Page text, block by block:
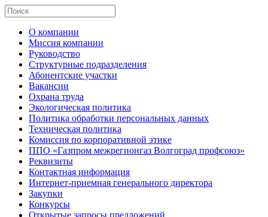
О компании
Миссия компании
Руководство
Структурные подразделения
Абонентские участки
Вакансии
Охрана труда
Экологическая политика
Политика обработки персональных данных
Техническая политика
Комиссия по корпоративной этике
ППО «Газпром межрегионгаз Волгоград профсоюз»
Реквизиты
Контактная информация
Интернет-приемная генерального директора
Закупки
Конкурсы
Открытые запросы предложений